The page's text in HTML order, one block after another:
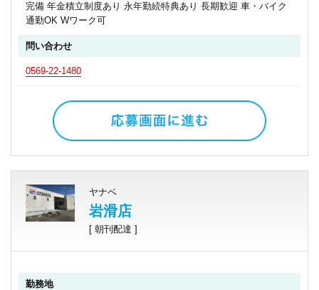
完備 年金積立制度あり 永年勤続特典あり 長期歓迎 車・バイク
通勤OK Wワーク可
問い合わせ
0569-22-1480
ヤナベ
岩滑店
[ 朝刊配達 ]
勤務地